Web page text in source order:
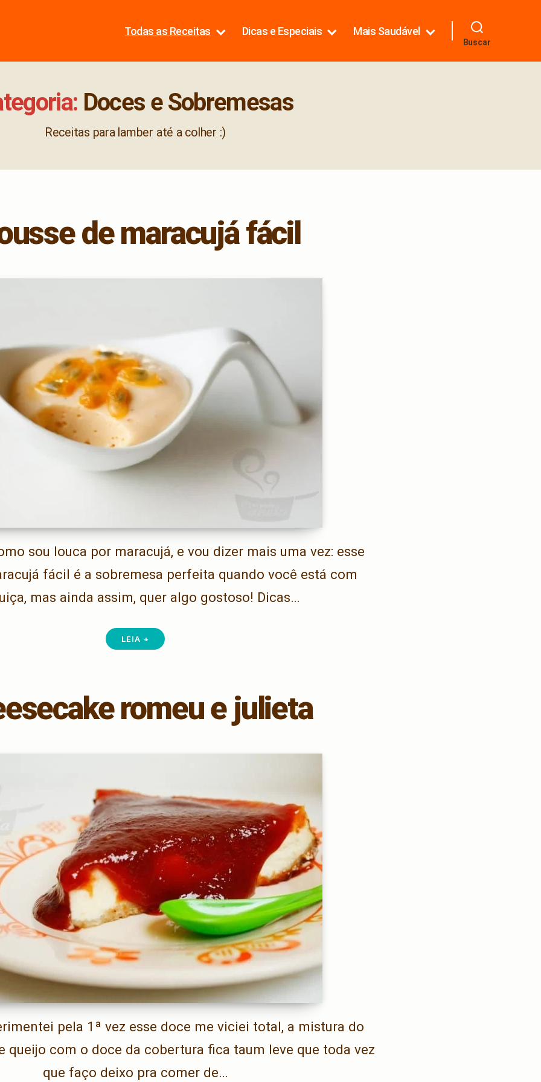
Todas as Receitas Dicas e Especiais Mais Saudável
Buscar
Doces e Sobremesas
Receitas para lamber até a colher :)
de maracujá fácil
sou louca por maracujá, e vou dizer mais uma vez: esse
fácil é a sobremesa perfeita quando você está com
mas ainda assim, quer algo gostoso! Dicas…
LEIA +
romeu e julieta
pela 1ª vez esse doce me viciei total, a mistura do
queijo com o doce da cobertura fica taum leve que toda vez
que faço deixo pra comer de…